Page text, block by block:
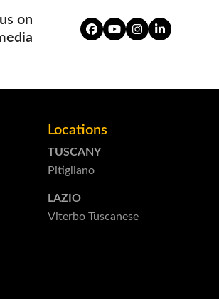
on
Facebook
YouTubeInstagram
LinkedIn
Locations
TUSCANY
Pitigliano
LAZIO
Viterbo Tuscanese